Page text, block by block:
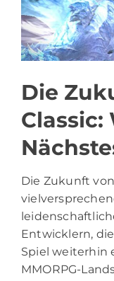
Die
Classic:
Die Zukunft
Entwicklern,
Spiel weiterhin
MMORPG-